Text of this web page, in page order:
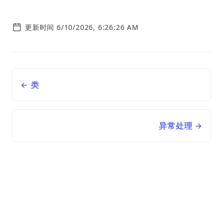
更新时间 6/10/2026, 6:26:26 AM
← 类
异常处理 →